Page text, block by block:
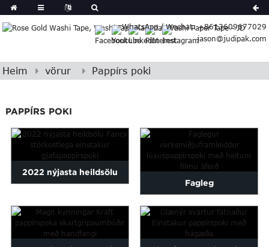
WhatsApp / Wechat: +8613609677029
jason@judipak.com
German
Japanese
Indonesian
Polish
Bosnian
Corsican
Filipino
Igbo
Khmer
Heim vörur Pappírs poki
PAPPÍRS POKI
2022 nýjasta heildsölu
Gi...
Fagleg
verksmiðjaframleidd heit
filmu áferð ...